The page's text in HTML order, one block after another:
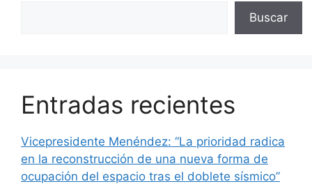
Buscar
Entradas recientes
Vicepresidente Menéndez: “La prioridad radica
en la reconstrucción de una nueva forma de
ocupación del espacio tras el doblete sísmico”